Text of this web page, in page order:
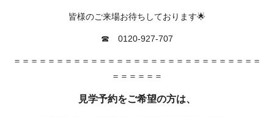
皆様のご来場お待ちしております🌟
☎ 0120-927-707
＝＝＝＝＝＝＝＝＝＝＝＝＝＝＝＝＝＝＝＝＝＝＝＝＝＝＝＝＝
＝＝＝＝＝＝
見学予約をご希望の方は、